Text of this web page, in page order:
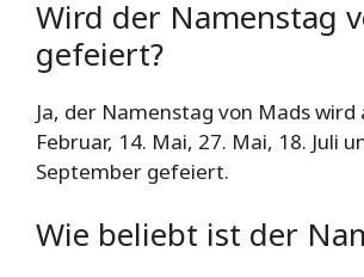
Wird der Namenstag
gefeiert?
Ja, der Namenstag von Mads wird
Februar, 14. Mai, 27. Mai, 18. Juli
September gefeiert.
Wie beliebt ist der